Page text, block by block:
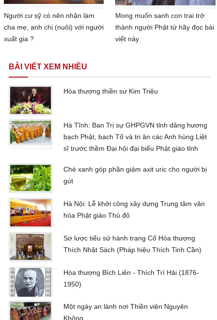
Người cư sỹ có nên nhận làm
cha mẹ, anh chị (nuôi) với người
xuất gia ?
Mong muốn sanh con trai trở
thành người Phật tử hãy đọc bài
viết này
BÀI VIẾT XEM NHIỀU
Hòa thượng thiền sư Kim Triệu
Hà Tĩnh: Ban Trị sự GHPGVN tỉnh dâng hương
bạch Phật, bạch Tổ và tri ân các Anh hùng Liệt
sĩ trước thềm Đại hội đại biểu Phật giáo tỉnh
Chè xanh góp phần giảm axit uric cho người bị
gút
Hà Nội: Lễ khởi công xây dựng Trung tâm văn
hóa Phật giáo Thủ đô
Sơ lược tiểu sử hành trạng Cố Hòa thượng
Thích Nhật Sách (Pháp hiệu Thích Tinh Cần)
Hòa thượng Bích Liên - Thích Trí Hải (1876-
1950)
Một ngày an lành nơi Thiền viện Nguyên
Không